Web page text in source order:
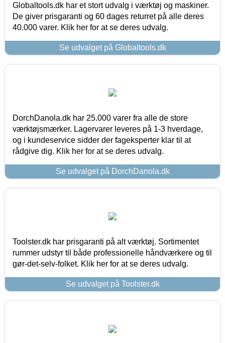
Globaltools.dk har et stort udvalg i værktøj og maskiner.
De giver prisgaranti og 60 dages returret på alle deres
40.000 varer. Klik her for at se deres udvalg.
Se udvalget på Globaltools.dk
DorchDanola.dk har 25.000 varer fra alle de store
værktøjsmærker. Lagervarer leveres på 1-3 hverdage,
og i kundeservice sidder der fageksperter klar til at
rådgive dig. Klik her for at se deres udvalg.
Se udvalget på DorchDanola.dk
Toolster.dk har prisgaranti på alt værktøj. Sortimentet
rummer udstyr til både professionelle håndværkere og til
gør-det-selv-folket. Klik her for at se deres udvalg.
Se udvalget på Toolster.dk